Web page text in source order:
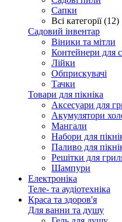
Сапки
Всі категорії (12)
Садовий інвентар
Віники та мітли
Контейнери для
Лійки
Обприскувачі
Тачки
Товари для пікніка
Аксесуари для
Акумулятори
Мангали
Набори для
Паливо для
Решітки для
Шампури
Електроніка
Теле- та аудіотехніка
Краса та здоров'я
Для ванни та душу